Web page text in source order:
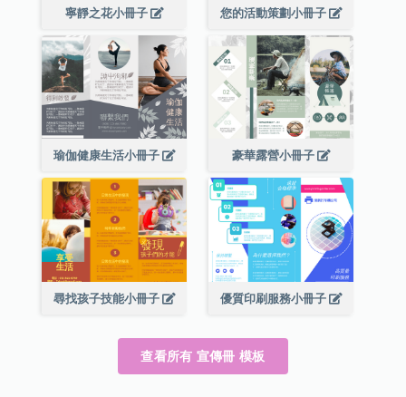
寧靜之花小冊子 您的活動策劃小冊子
瑜伽健康生活小冊子 豪華露營小冊子
尋找孩子技能小冊子 優質印刷服務小冊子
查看所有 宣傳冊 模板